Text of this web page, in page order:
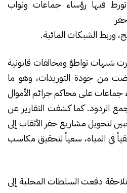
فيها رؤساء جماعات ونواب
وربط الشبكات المائية.
شبهات تواطؤ ومخالفات قانونية
من جودة التوريدات، وهو ما
جماعات على محاكم جرائم الأموال
الردود. كما كشفت التقارير عن
لتحويل مشاريع حفر الأثقاب إلى
في المياه، سعياً لتحقيق مكاسب
دفعت السلطات المحلية إلى